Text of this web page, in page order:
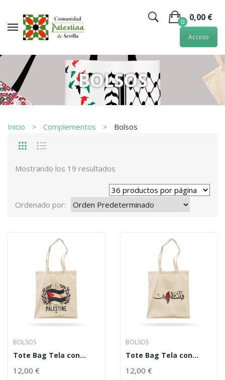
0 0,00 €
Acceso
BOLSOS
Inicio Complementos Bolsos
Mostrando los 19 resultados
Ordenado por:
BOLSOS
Tote Bag Tela con
Palestina – “Free
12,00 €
BOLSOS
Tote Bag Tela con
Texto Palestina. Sandía
12,00 €